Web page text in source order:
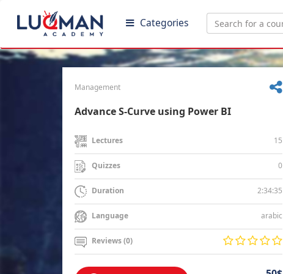
Categories
Management
Advance S-Curve using Power BI
Lectures 15
Quizzes 0
Duration 2:34:35
Language arabic
Reviews (0)